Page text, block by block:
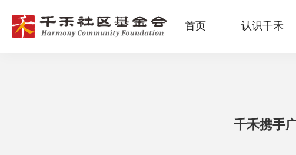
首页 认识千禾
千禾携手